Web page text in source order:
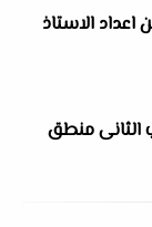
الاستاذ
على الباب الثانى منطق